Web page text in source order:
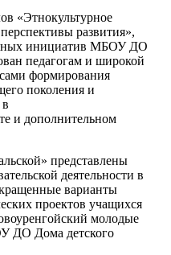
«Этнокультурное
развития»,
инициатив МБОУ ДО
педагогам и широкой
формирования
поколения и
и дополнительном
представлены
деятельности в
варианты
проектов учащихся
молодые
ДО Дома детского